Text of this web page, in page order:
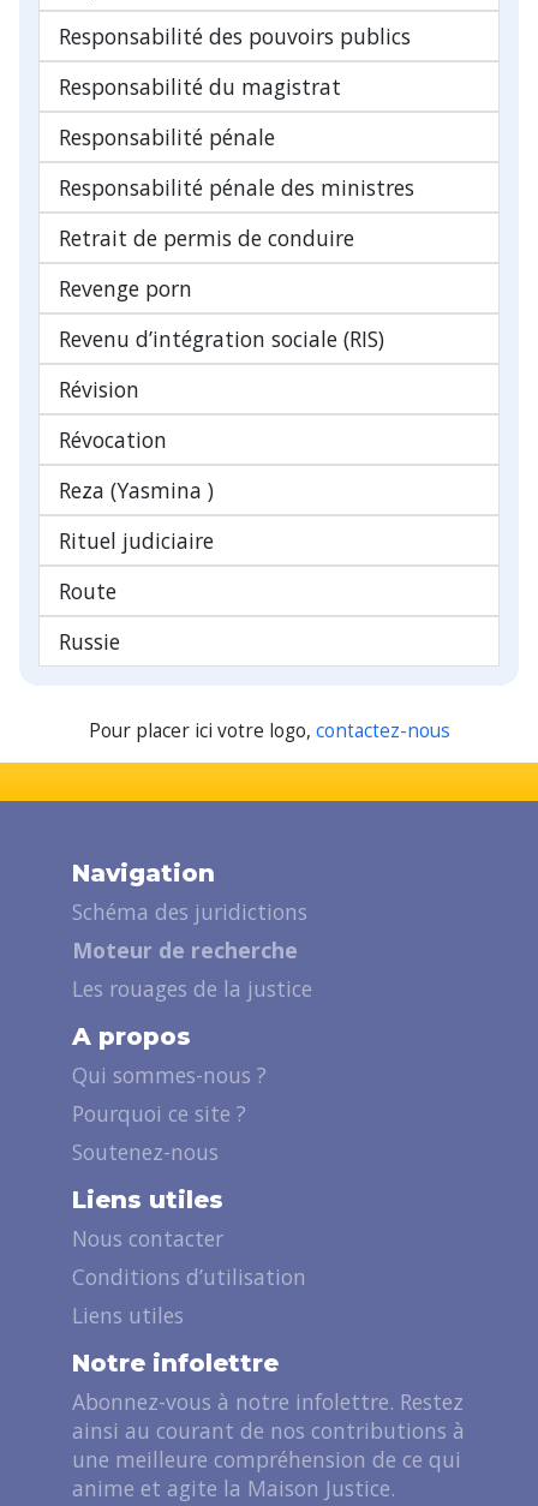
Responsabilité des pouvoirs publics
Responsabilité du magistrat
Responsabilité pénale
Responsabilité pénale des ministres
Retrait de permis de conduire
Revenge porn
Revenu d’intégration sociale (RIS)
Révision
Révocation
Reza (Yasmina )
Rituel judiciaire
Route
Russie
Pour placer ici votre logo, contactez-nous
Navigation
Schéma des juridictions
Moteur de recherche
Les rouages de la justice
A propos
Qui sommes-nous ?
Pourquoi ce site ?
Soutenez-nous
Liens utiles
Nous contacter
Conditions d’utilisation
Liens utiles
Notre infolettre
Abonnez-vous à notre infolettre. Restez
ainsi au courant de nos contributions à
une meilleure compréhension de ce qui
anime et agite la Maison Justice.